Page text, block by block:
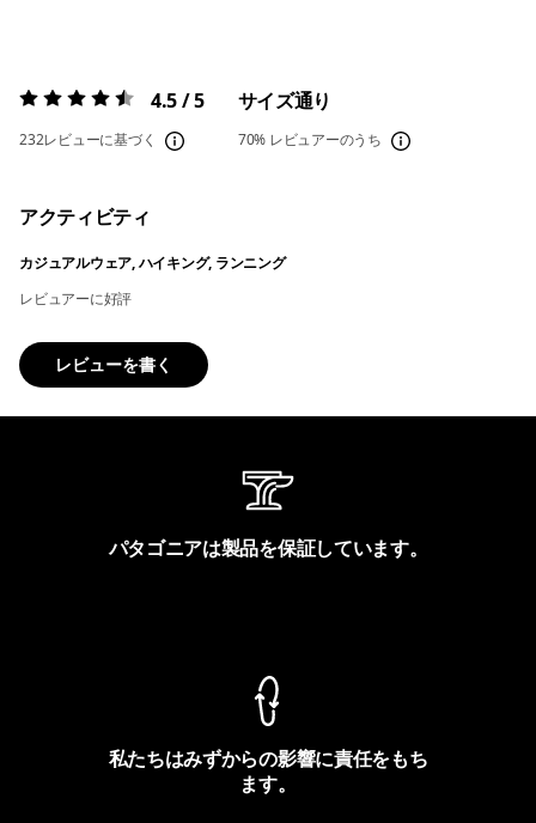
評価:4.5 / 5 4.5 / 5
232レビューに基づく
サイズ通り
70% レビュアーのうち
アクティビティ
カジュアルウェア, ハイキング, ランニング
レビュアーに好評
レビューを書く
パタゴニアは製品を保証しています。
私たちはみずからの影響に責任をもち
ます。